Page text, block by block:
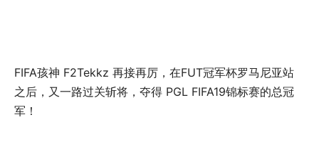
FIFA孩神 F2Tekkz 再接再厉，在FUT冠军杯罗马尼亚站
之后，又一路过关斩将，夺得 PGL FIFA19锦标赛的总冠
军！